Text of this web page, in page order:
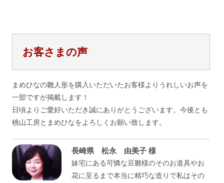
お客さまの声
まめひなの雛人形を購入いただいたお客様よりうれしいお声を
一部ですが掲載します！
日頃よりご愛好いただき誠にありがとうございます。今後とも
桃山工房とまめひなをよろしくお願い致します。
長崎県 松永 由美子 様
妹宅にある可憐な豆雛様のそのお道具やお
花に至るまで本当に精巧な造りで私はその